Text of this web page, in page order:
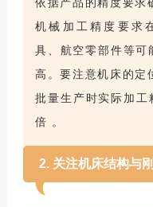
机械加工精度要求
具、航空零部件等
高。要注意机床的定
批量生产时实际加
倍 。
2. 关注机床结构与